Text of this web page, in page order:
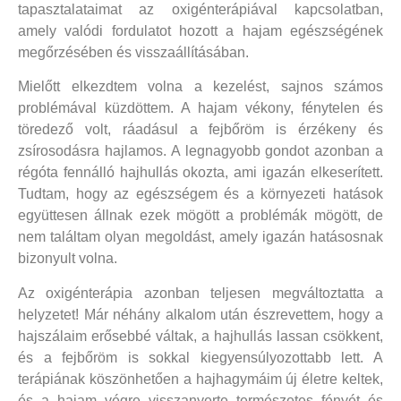
tapasztalataimat az oxigénterápiával kapcsolatban,
amely valódi fordulatot hozott a hajam egészségének
megőrzésében és visszaállításában.
Mielőtt elkezdtem volna a kezelést, sajnos számos
problémával küzdöttem. A hajam vékony, fénytelen és
töredező volt, ráadásul a fejbőröm is érzékeny és
zsírosodásra hajlamos. A legnagyobb gondot azonban a
régóta fennálló hajhullás okozta, ami igazán elkeserített.
Tudtam, hogy az egészségem és a környezeti hatások
együttesen állnak ezek mögött a problémák mögött, de
nem találtam olyan megoldást, amely igazán hatásosnak
bizonyult volna.
Az oxigénterápia azonban teljesen megváltoztatta a
helyzetet! Már néhány alkalom után észrevettem, hogy a
hajszálaim erősebbé váltak, a hajhullás lassan csökkent,
és a fejbőröm is sokkal kiegyensúlyozottabb lett. A
terápiának köszönhetően a hajhagymáim új életre keltek,